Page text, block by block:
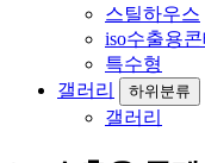
스틸하우스
iso수출용
특수형
갤러리
하위분류
갤러리